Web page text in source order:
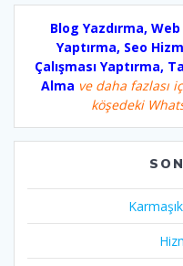
Blog Yazdırma,
Yaptırma, Seo
Çalışması Yaptırma,
Alma ve daha fazlası
köşedeki